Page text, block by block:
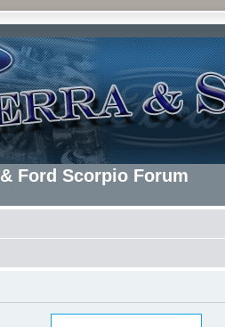
Ford Scorpio Forum